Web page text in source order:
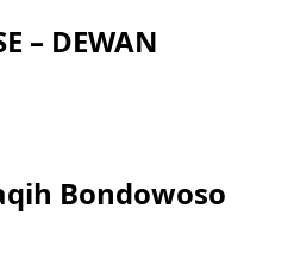
– DEWAN
Bondowoso